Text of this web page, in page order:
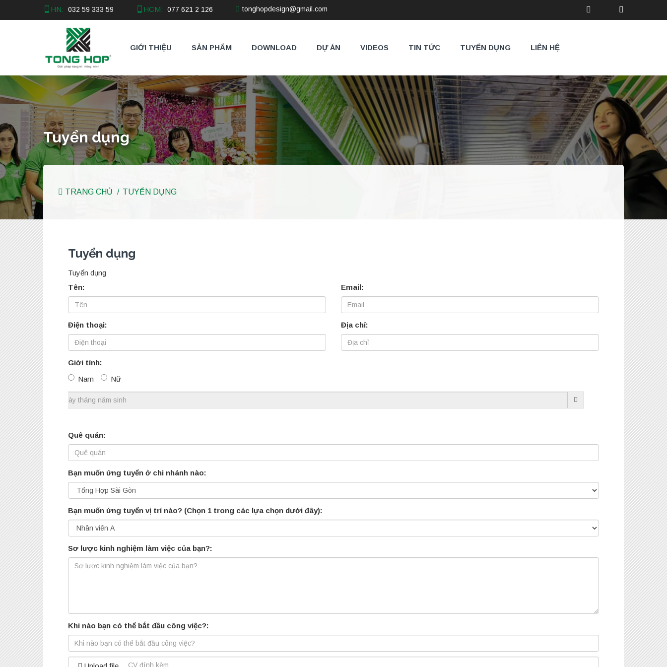
HN: 032 59 333 59 HCM: 077 621 2 126 tonghopdesign@gmail.com
GIỚI THIỆU SẢN PHẨM DOWNLOAD DỰ ÁN VIDEOS TIN TỨC TUYỂN DỤNG LIÊN HỆ
Tuyển dụng
TRANG CHỦ TUYỂN DỤNG
Tuyển dụng
Tuyển dụng
Tên:
Email:
Điện thoại: Địa chỉ:
Giới tính:
Nam
Nữ
Ngày tháng năm sinh:
Quê quán:
Bạn muốn ứng tuyển ở chi nhánh nào:
Bạn muốn ứng tuyển vị trí nào? (Chọn 1 trong các lựa chọn dưới đây):
Sơ lược kinh nghiệm làm việc của bạn?:
Khi nào bạn có thể bắt đầu công việc?: